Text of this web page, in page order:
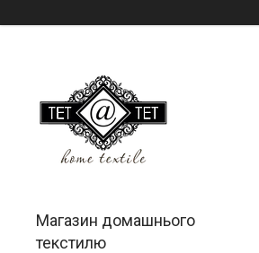
Магазин домашнього
текстилю